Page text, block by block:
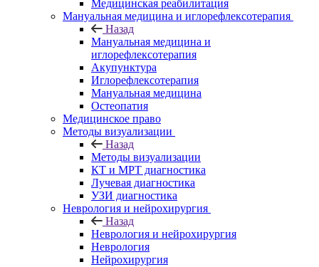
Медицинская реабилитация
Мануальная медицина и иглорефлексотерапия
Назад
Мануальная медицина и
иглорефлексотерапия
Акупунктура
Иглорефлексотерапия
Мануальная медицина
Остеопатия
Медицинское право
Методы визуализации
Назад
Методы визуализации
КТ и МРТ диагностика
Лучевая диагностика
УЗИ диагностика
Неврология и нейрохирургия
Назад
Неврология и нейрохирургия
Неврология
Нейрохирургия